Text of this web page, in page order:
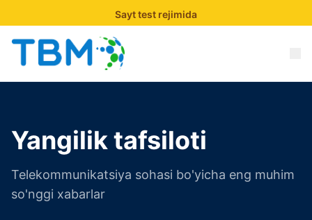
Sayt test rejimida
Yangilik tafsiloti
Telekommunikatsiya sohasi bo'yicha eng muhim
so'nggi xabarlar